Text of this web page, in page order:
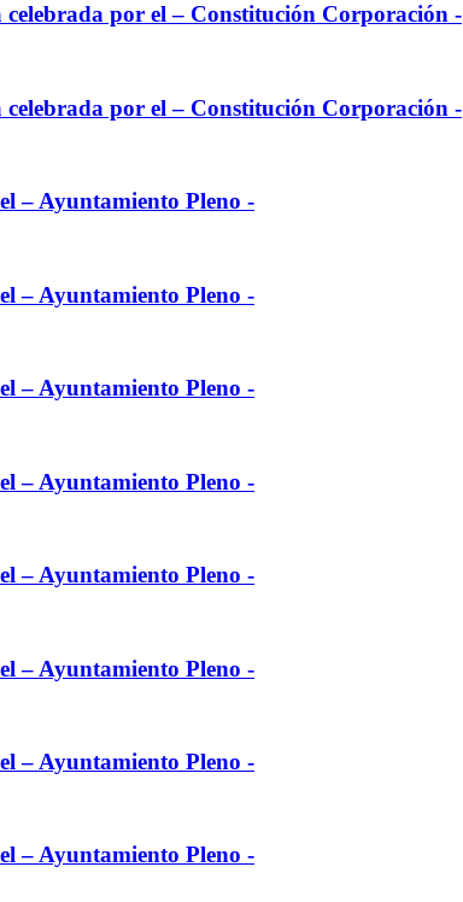
por el – Constitución Corporación -
por el – Constitución Corporación -
– Ayuntamiento Pleno -
– Ayuntamiento Pleno -
– Ayuntamiento Pleno -
– Ayuntamiento Pleno -
– Ayuntamiento Pleno -
– Ayuntamiento Pleno -
– Ayuntamiento Pleno -
– Ayuntamiento Pleno -